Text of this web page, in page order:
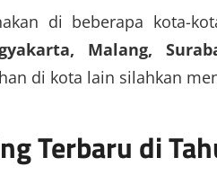
di beberapa kota-
Malang,
di kota lain silahkan
Terbaru di